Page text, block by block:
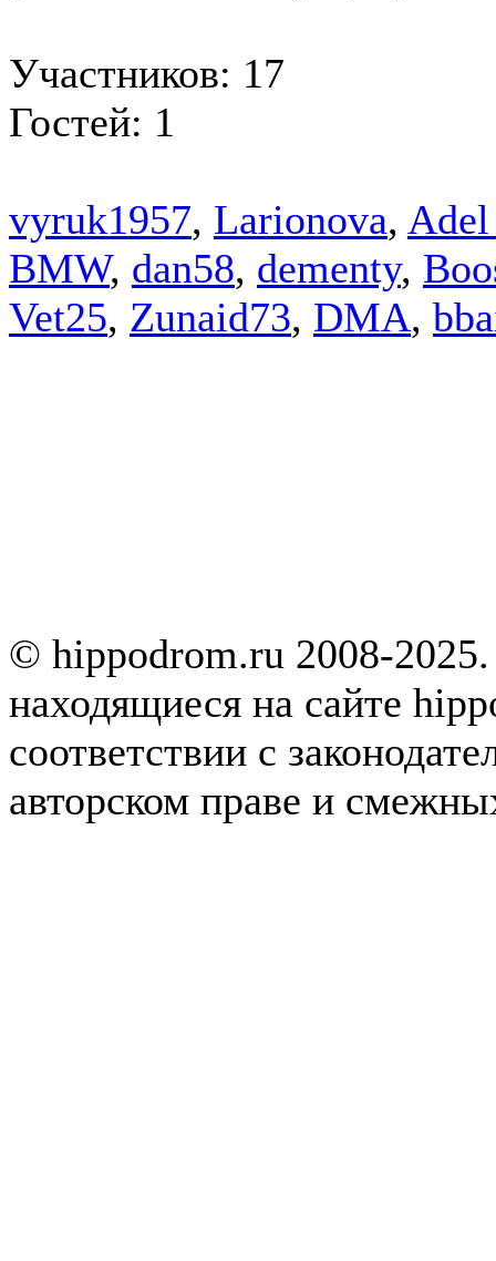
Участников: 17
Гостей: 1
vyruk1957, Larionova,
BMW, dan58, dementy,
Vet25, Zunaid73, DMA,
© hippodrom.ru 2008-
находящиеся на сайте
соответствии с
авторском праве и